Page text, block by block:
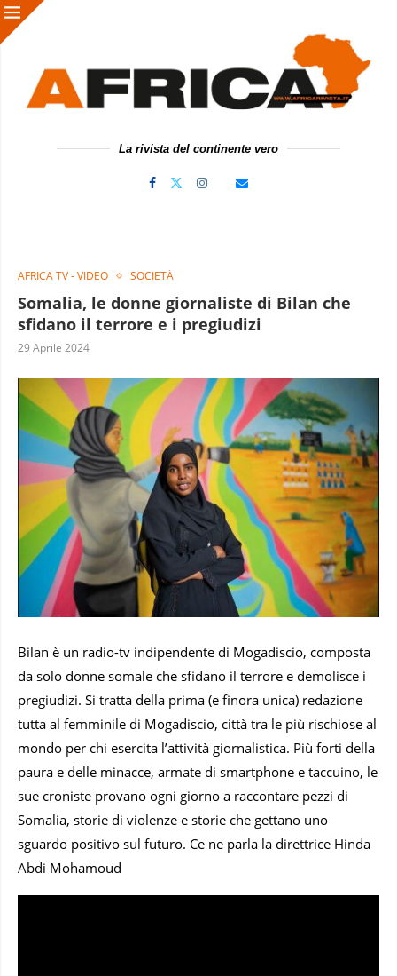
La rivista del continente vero
AFRICA TV - VIDEO SOCIETÀ
Somalia, le donne giornaliste di Bilan che
sfidano il terrore e i pregiudizi
29 Aprile 2024
Bilan è un radio-tv indipendente di Mogadiscio, composta
da solo donne somale che sfidano il terrore e demolisce i
pregiudizi. Si tratta della prima (e finora unica) redazione
tutta al femminile di Mogadiscio, città tra le più rischiose al
mondo per chi esercita l’attività giornalistica. Più forti della
paura e delle minacce, armate di smartphone e taccuino, le
sue croniste provano ogni giorno a raccontare pezzi di
Somalia, storie di violenze e storie che gettano uno
sguardo positivo sul futuro. Ce ne parla la direttrice Hinda
Abdi Mohamoud